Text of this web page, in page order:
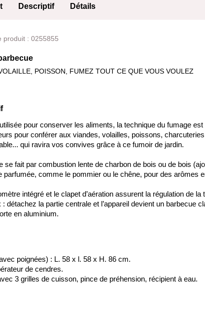
Descriptif
Détails
produit : 0255855
POISSON, FUMEZ TOUT CE QUE VOUS VOULEZ
pour conserver les aliments, la technique du fumage est
pour conférer aux viandes, volailles, poissons,
qui ravira vos convives grâce à ce fumoir de jardin.
se fait par combustion lente de charbon de bois ou de bois
parfumée, comme le pommier ou le chêne, pour des arômes
intégré et le clapet d’aération assurent la régulation de la
: détachez la partie centrale et l’appareil devient un barbecue
en aluminium.
poignées) : L. 58 x l. 58 x H. 86 cm.
de cendres.
3 grilles de cuisson, pince de préhension, récipient à eau.